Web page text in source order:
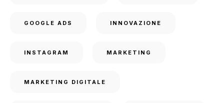
GOOGLE ADS INNOVAZIONE
INSTAGRAM MARKETING
MARKETING DIGITALE